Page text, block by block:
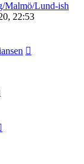
Malmö/Lund-ish
22:53